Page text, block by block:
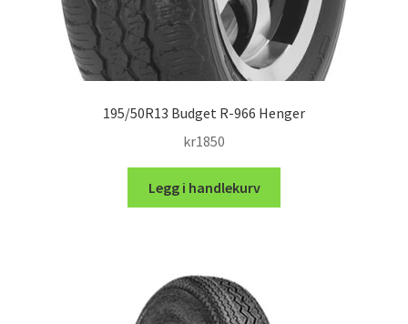
195/50R13 Budget R-966 Henger
kr1850
Legg i handlekurv